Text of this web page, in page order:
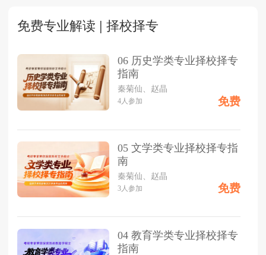
免费专业解读 | 择校择专
06 历史学类专业择校择专
指南
秦菊仙、赵晶
4人参加 免费
05 文学类专业择校择专指
南
秦菊仙、赵晶
3人参加 免费
04 教育学类专业择校择专
指南